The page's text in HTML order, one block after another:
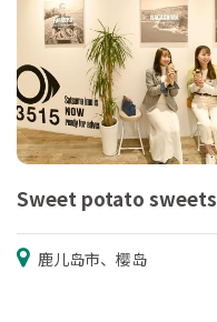
Sweet potato sweets
鹿儿岛市、樱岛